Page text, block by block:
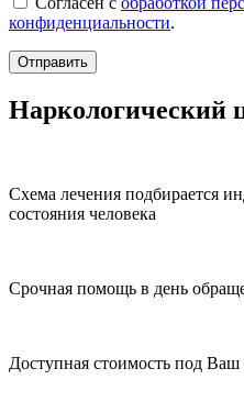
конфиденциальности.
Отправить
Наркологический
Схема лечения подбирается
состояния человека
Срочная помощь в день
Доступная стоимость под